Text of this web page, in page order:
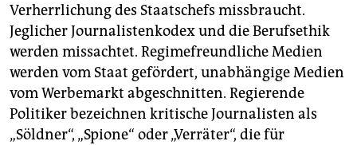
Verherrlichung des Staatschefs missbraucht.
Jeglicher Journalistenkodex und die Berufsethik
werden missachtet. Regimefreundliche Medien
werden vom Staat gefördert, unabhängige Medien
vom Werbemarkt abgeschnitten. Regierende
Politiker bezeichnen kritische Journalisten als
„Söldner“, „Spione“ oder „Verräter“, die für